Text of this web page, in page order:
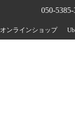
050-
オンラインショップ